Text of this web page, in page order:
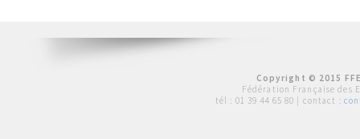
Copyright © 2015
Fédération Française des
tél : 01 39 44 65 80 | contact :